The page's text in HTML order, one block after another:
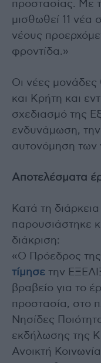
προστασίας. Με
μισθωθεί 11 νέα
νέους
φροντίδα.»
Οι νέες
και Κρήτη και
σχεδιασμό της
ενδυνάμωση, την
αυτονόμηση των
Αποτελέσματα
Κατά τη
παρουσιάστηκε
διάκριση:
«Ο Πρόεδρος
τίμησε την
βραβείο για το
προστασία, στο
Νησίδες
εκδήλωσης της
Ανοικτή